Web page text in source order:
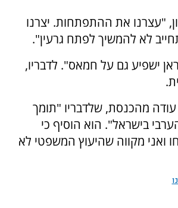
"עצרנו את ההתפתחות. יצרנו
לא להמשיך לפתח גרעין".
ישפיע גם על חמאס". לדבריו,
עודה מהכנסת, שלדבריו "תומך
בישראל". הוא הוסיף כי
להדיחו ואני מקווה שהיעוץ המשפטי לא